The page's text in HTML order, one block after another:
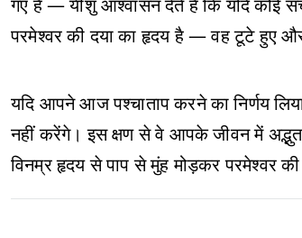
गए हैं — यीशु आश्वासन देते हैं कि यदि कोई
परमेश्वर की दया का हृदय है — वह टूटे हुए
यदि आपने आज पश्चाताप करने का निर्णय
नहीं करेंगे। इस क्षण से वे आपके जीवन में
विनम्र हृदय से पाप से मुंह मोड़कर परमेश्वर